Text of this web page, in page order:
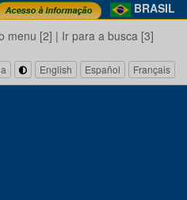
BRASIL
menu [2] | Ir para a busca [3]
a English Español Français